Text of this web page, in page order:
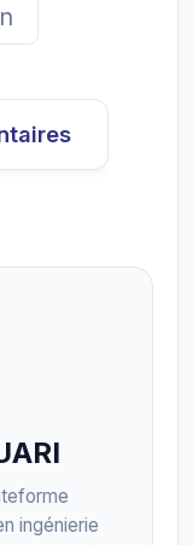
ingénierie